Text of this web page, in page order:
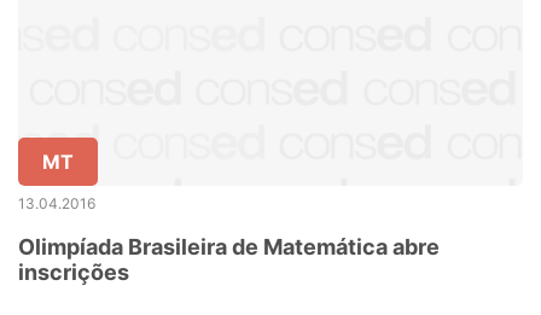
MT
13.04.2016
Olimpíada Brasileira de Matemática abre
inscrições